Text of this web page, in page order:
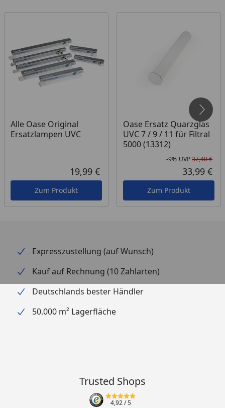
Alle Oase Original
Ersatzlampen UVC
Aktueller Preis
19,99 €
Zum Produkt
Oase Ersatz Quarzglas
UVC 7 / 9 / 11 für Filtral
5000 (13312)
-9% UVP37,40 €
33,99 €
Zum Produkt
Expresszustellung (auf Wunsch)
Kauf auf Rechnung (10 Zahlarten)
Deutschlands bester Händler
50.000 m² Lagerfläche
Trusted Shops
4,92/ 5